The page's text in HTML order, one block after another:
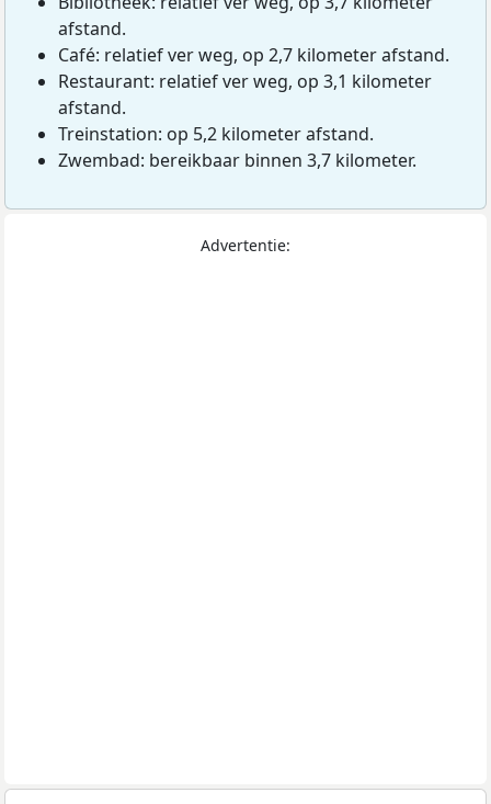
afstand.
Café: relatief ver weg, op 2,7 kilometer afstand.
Restaurant: relatief ver weg, op 3,1 kilometer
afstand.
Treinstation: op 5,2 kilometer afstand.
Zwembad: bereikbaar binnen 3,7 kilometer.
Advertentie: